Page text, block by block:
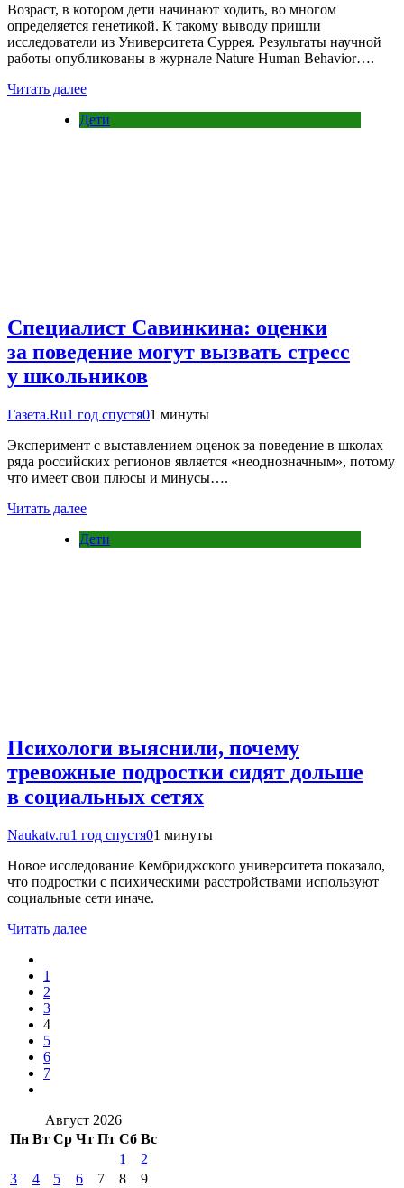
Возраст, в котором дети начинают ходить, во многом
определяется генетикой. К такому выводу пришли
исследователи из Университета Суррея. Результаты научной
работы опубликованы в журнале Nature Human Behavior….
Читать далее
Дети
Специалист Савинкина: оценки
за поведение могут вызвать стресс
у школьников
Газета.Ru1 год спустя01 минуты
Эксперимент с выставлением оценок за поведение в школах
ряда российских регионов является «неоднозначным», потому
что имеет свои плюсы и минусы….
Читать далее
Дети
Психологи выяснили, почему
тревожные подростки сидят дольше
в социальных сетях
Naukatv.ru1 год спустя01 минуты
Новое исследование Кембриджского университета показало,
что подростки с психическими расстройствами используют
социальные сети иначе.
Читать далее
1
2
3
4
5
6
7
Август 2026
Пн Вт Ср Чт Пт Сб Вс
1
2
3
4 5 6 7 8 9